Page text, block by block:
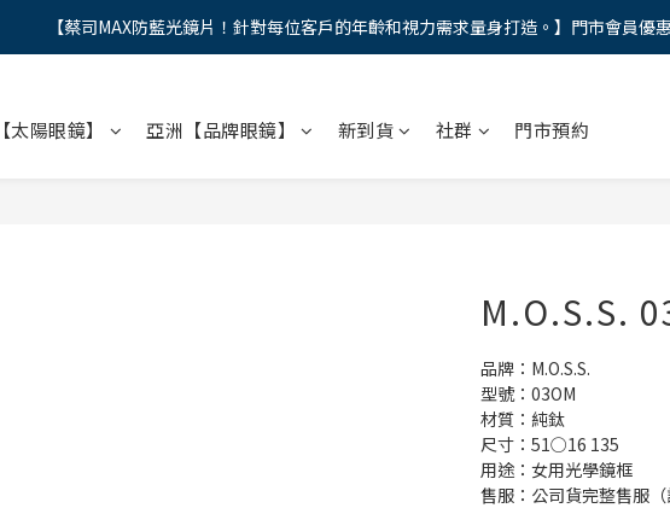
"馬年新章續寫，視界品味進階，限時禮遇 9 折無上限，12期分期免手續費。
【蔡司MAX防藍光鏡片！針對每位客戶的年齡和視力需求量身打造。】門市會員優
太陽眼鏡】 亞洲【品牌眼鏡】 新到貨 社群 門市預約
M.O.S.S.
品牌：M.O.S.S.
型號：03OM
材質：純鈦
尺寸：51○16 135
用途：女用光學鏡框
售服：公司貨完整售服（